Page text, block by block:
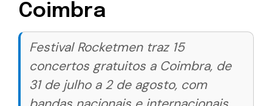
Coimbra
Festival Rocketmen traz 15
concertos gratuitos a Coimbra, de
31 de julho a 2 de agosto, com